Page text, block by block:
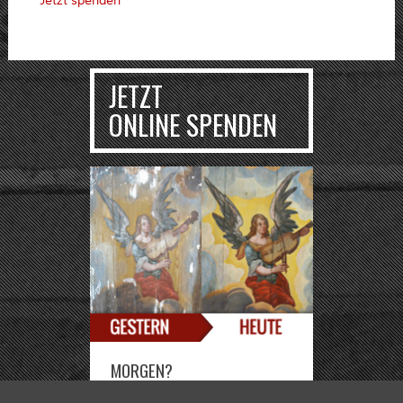
JETZT
ONLINE SPENDEN
MORGEN?